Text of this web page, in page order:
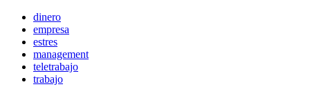
dinero
empresa
estres
management
teletrabajo
trabajo